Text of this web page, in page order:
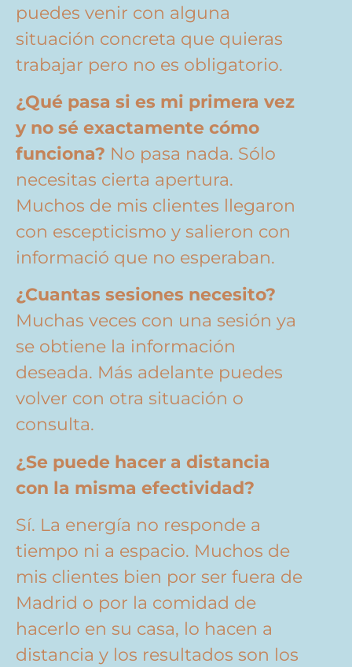
puedes venir con alguna
situación concreta que quieras
trabajar pero no es obligatorio.
¿Qué pasa si es mi primera vez
y no sé exactamente cómo
funciona? No pasa nada. Sólo
necesitas cierta apertura.
Muchos de mis clientes llegaron
con escepticismo y salieron con
informació que no esperaban.
¿Cuantas sesiones necesito?
Muchas veces con una sesión ya
se obtiene la información
deseada. Más adelante puedes
volver con otra situación o
consulta.
¿Se puede hacer a distancia
con la misma efectividad?
Sí. La energía no responde a
tiempo ni a espacio. Muchos de
mis clientes bien por ser fuera de
Madrid o por la comidad de
hacerlo en su casa, lo hacen a
distancia y los resultados son los